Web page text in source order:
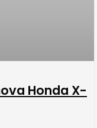
Honda X-